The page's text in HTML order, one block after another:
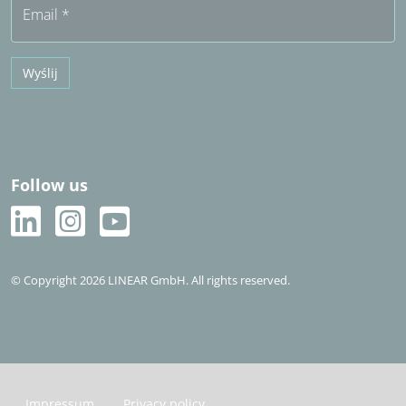
Email *
Wyślij
Follow us
© Copyright 2026 LINEAR GmbH. All rights reserved.